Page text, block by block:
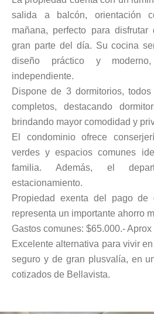
salida a balcón, orientación
mañana, perfecto para
gran parte del día. Su cocina
diseño práctico y
independiente.
Dispone de 3 dormitorios,
completos, destacando
brindando mayor comodidad y
El condominio ofrece
verdes y espacios comunes
familia. Además, el
estacionamiento.
Propiedad exenta del pago de
representa un importante ahorro
Gastos comunes: $65.000.- Aprox
Excelente alternativa para vivir
seguro y de gran plusvalía, en
cotizados de Bellavista.